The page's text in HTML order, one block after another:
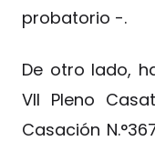
probatorio -.
De otro lado,
VII Pleno
Casación